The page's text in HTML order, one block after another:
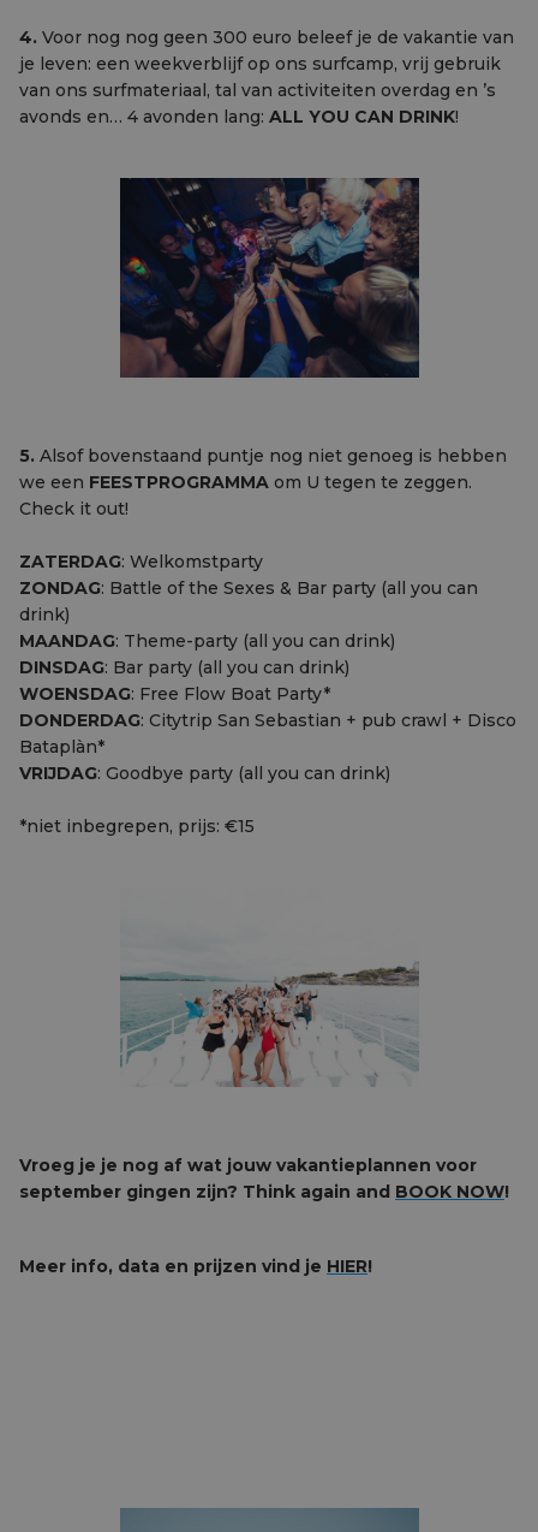
4. Voor nog nog geen 300 euro beleef je de vakantie van
je leven: een weekverblijf op ons surfcamp, vrij gebruik
van ons surfmateriaal, tal van activiteiten overdag en ’s
avonds en… 4 avonden lang: ALL YOU CAN DRINK!
5. Alsof bovenstaand puntje nog niet genoeg is hebben
we een FEESTPROGRAMMA om U tegen te zeggen.
Check it out!
ZATERDAG: Welkomstparty
ZONDAG: Battle of the Sexes & Bar party (all you can
drink)
MAANDAG: Theme-party (all you can drink)
DINSDAG: Bar party (all you can drink)
WOENSDAG: Free Flow Boat Party*
DONDERDAG: Citytrip San Sebastian + pub crawl + Disco
Bataplàn*
VRIJDAG: Goodbye party (all you can drink)
*niet inbegrepen, prijs: €15
Vroeg je je nog af wat jouw vakantieplannen voor
september gingen zijn? Think again and BOOK NOW!
Meer info, data en prijzen vind je HIER!